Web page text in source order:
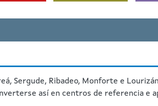
Sergude, Ribadeo, Monforte e
así en centros de referencia e